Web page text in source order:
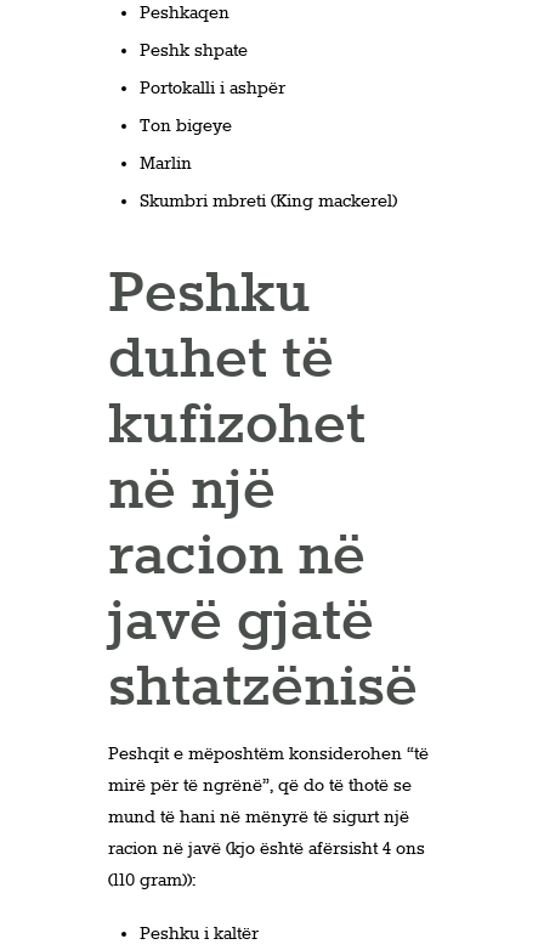
Peshkaqen
Peshk shpate
Portokalli i ashpër
Ton bigeye
Marlin
Skumbri mbreti (King mackerel)
Peshku
duhet të
kufizohet
në një
racion në
javë gjatë
shtatzënisë
Peshqit e mëposhtëm konsiderohen “të
mirë për të ngrënë”, që do të thotë se
mund të hani në mënyrë të sigurt një
racion në javë (kjo është afërsisht 4 ons
(110 gram)):
Peshku i kaltër